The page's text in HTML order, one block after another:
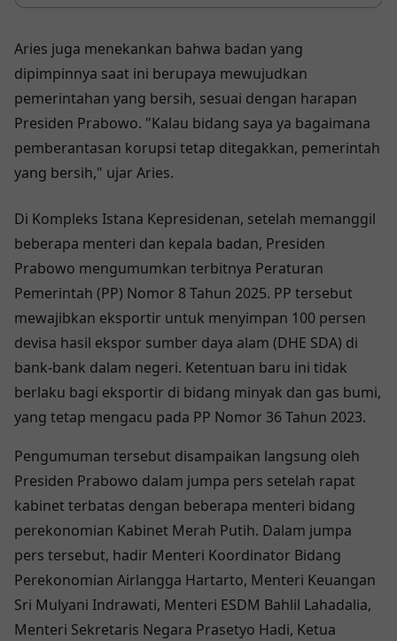
Aries juga menekankan bahwa badan yang
dipimpinnya saat ini berupaya mewujudkan
pemerintahan yang bersih, sesuai dengan harapan
Presiden Prabowo. "Kalau bidang saya ya bagaimana
pemberantasan korupsi tetap ditegakkan, pemerintah
yang bersih," ujar Aries.
Di Kompleks Istana Kepresidenan, setelah memanggil
beberapa menteri dan kepala badan, Presiden
Prabowo mengumumkan terbitnya Peraturan
Pemerintah (PP) Nomor 8 Tahun 2025. PP tersebut
mewajibkan eksportir untuk menyimpan 100 persen
devisa hasil ekspor sumber daya alam (DHE SDA) di
bank-bank dalam negeri. Ketentuan baru ini tidak
berlaku bagi eksportir di bidang minyak dan gas bumi,
yang tetap mengacu pada PP Nomor 36 Tahun 2023.
Pengumuman tersebut disampaikan langsung oleh
Presiden Prabowo dalam jumpa pers setelah rapat
kabinet terbatas dengan beberapa menteri bidang
perekonomian Kabinet Merah Putih. Dalam jumpa
pers tersebut, hadir Menteri Koordinator Bidang
Perekonomian Airlangga Hartarto, Menteri Keuangan
Sri Mulyani Indrawati, Menteri ESDM Bahlil Lahadalia,
Menteri Sekretaris Negara Prasetyo Hadi, Ketua